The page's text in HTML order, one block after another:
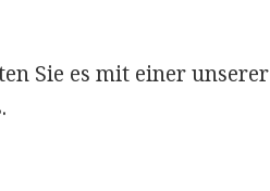
Sie es mit einer unserer